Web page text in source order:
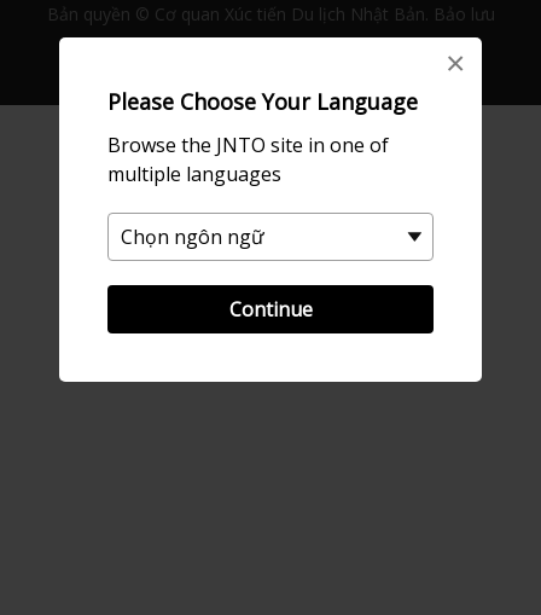
Please Choose Your Language
Browse the JNTO site in one of
multiple languages
Continue
×
Bản quyền © Cơ quan Xúc tiến Du lịch Nhật Bản. Bảo lưu